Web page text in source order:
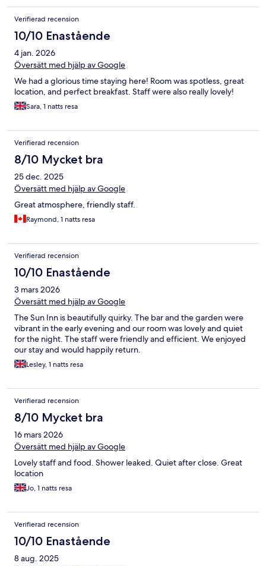
Verifierad recension
10/10 Enastående
4 jan. 2026
Översätt med hjälp av Google
We had a glorious time staying here! Room was spotless, great
location, and perfect breakfast. Staff were also really lovely!
Sara, 1 natts resa
Verifierad recension
8/10 Mycket bra
25 dec. 2025
Översätt med hjälp av Google
Great atmosphere, friendly staff.
Raymond, 1 natts resa
Verifierad recension
10/10 Enastående
3 mars 2026
Översätt med hjälp av Google
The Sun Inn is beautifully quirky. The bar and the garden were
vibrant in the early evening and our room was lovely and quiet
for the night. The staff were friendly and efficient. We enjoyed
our stay and would happily return.
Lesley, 1 natts resa
Verifierad recension
8/10 Mycket bra
16 mars 2026
Översätt med hjälp av Google
Lovely staff and food. Shower leaked. Quiet after close. Great
location
Jo, 1 natts resa
Verifierad recension
10/10 Enastående
8 aug. 2025